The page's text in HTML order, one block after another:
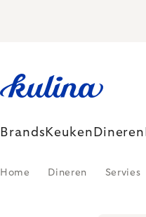
Brands Keuken Dineren
Home Dineren Servies